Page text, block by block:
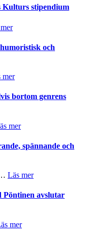
Out
19
titlar
filmprogram
Kulturs stipendium
om
Shahab
Kulturs
och
merom
Det
grönaste
en
och
kompott
bortom genrens
merom
Sweden
Jazz
–
I
Delvis
vidsträckta
spännande och
Läs merom
Trustorhärvan
Pöntinen avslutar
merom